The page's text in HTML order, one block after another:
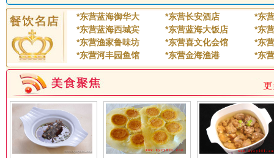
胜泰路 嵩山路
苏州路
太行山路 天目山路
无
潍坊路 文环路（环卫路）
京一品羊蝎子火锅 金港食府
吉阿婆东城银座店 金川疆特色店
金黄河宾馆 金海渔港
聚德大酒店 聚丰大酒店
坤明大厦--电影文化酒店
东营莱芜峡岭鸡 辣椒炒肉金辰路店
*东营蓝海御华大 *东营长安酒店 *东
*东营蓝海西城宾 *东营蓝海大饭店 *东
*东营渔家鲁味坊 *东营喜文化会馆 *东
*东营河丰园鱼馆 *东营金海渔港 *东